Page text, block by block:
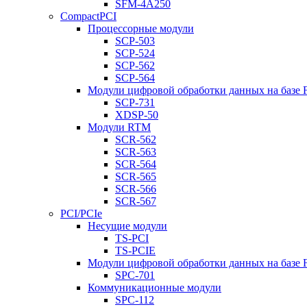
SFM-4A250
CompactPCI
Процессорные модули
SCP-503
SCP-524
SCP-562
SCP-564
Модули цифровой обработки данных на базе
SCP-731
XDSP-50
Модули RTM
SCR-562
SCR-563
SCR-564
SCR-565
SCR-566
SCR-567
PCI/PCIe
Несущие модули
TS-PCI
TS-PCIE
Модули цифровой обработки данных на базе
SPC-701
Коммуникационные модули
SPC-112